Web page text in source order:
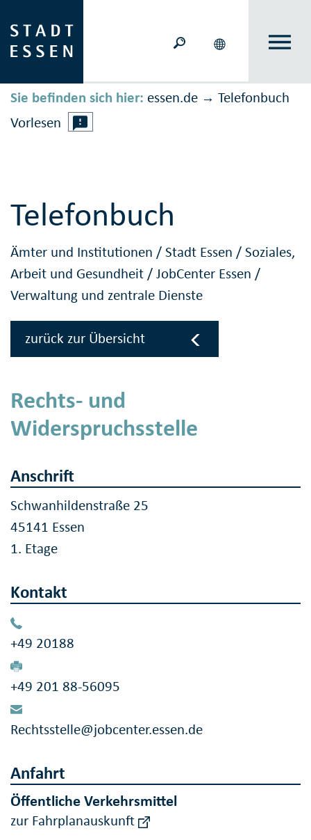
Sie befinden sich hier: essen.de → Telefonbuch
Vorlesen
Telefonbuch
Ämter und Institutionen /Stadt Essen /Soziales,
Arbeit und Gesundheit /JobCenter Essen /
Verwaltung und zentrale Dienste
zurück zur Übersicht
Rechts- und
Widerspruchsstelle
Anschrift
Schwanhildenstraße 25
45141 Essen
1. Etage
Kontakt
+49 20188
+49 201 88-56095
Rechtsstelle@jobcenter.essen.de
Anfahrt
Öffentliche Verkehrsmittel
zur Fahrplanauskunft